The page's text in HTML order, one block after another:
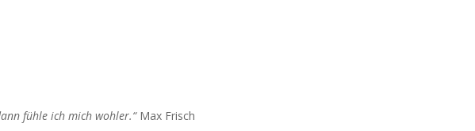
fühle ich mich wohler.“Max Frisch